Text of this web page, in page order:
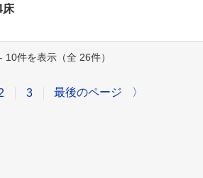
床
10件を表示（全 26件）
3 最後のページ 〉